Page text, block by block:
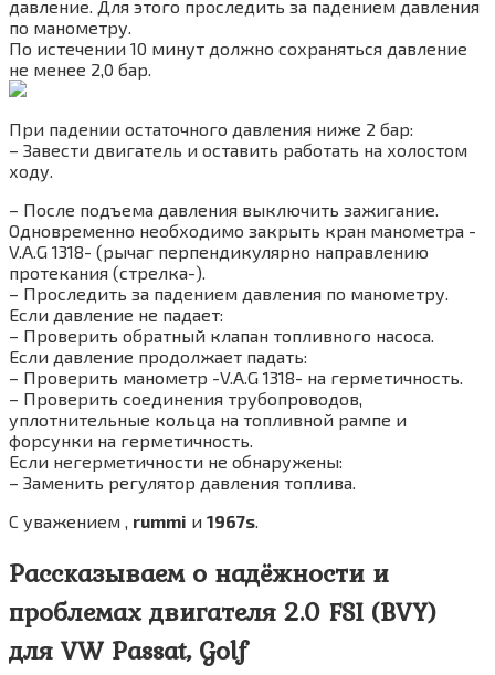
давление. Для этого проследить за падением давления
по манометру.
По истечении 10 минут должно сохраняться давление
не менее 2,0 бар.
При падении остаточного давления ниже 2 бар:
– Завести двигатель и оставить работать на холостом
ходу.
– После подъема давления выключить зажигание.
Одновременно необходимо закрыть кран манометра -
V.A.G 1318- (рычаг перпендикулярно направлению
протекания (стрелка-).
– Проследить за падением давления по манометру.
Если давление не падает:
– Проверить обратный клапан топливного насоса.
Если давление продолжает падать:
– Проверить манометр -V.A.G 1318- на герметичность.
– Проверить соединения трубопроводов,
уплотнительные кольца на топливной рампе и
форсунки на герметичность.
Если негерметичности не обнаружены:
– Заменить регулятор давления топлива.
C уважением , rummi и 1967s
Рассказываем о надёжности и
проблемах двигателя 2.0 FSI (BVY)
для VW Passat, Golf